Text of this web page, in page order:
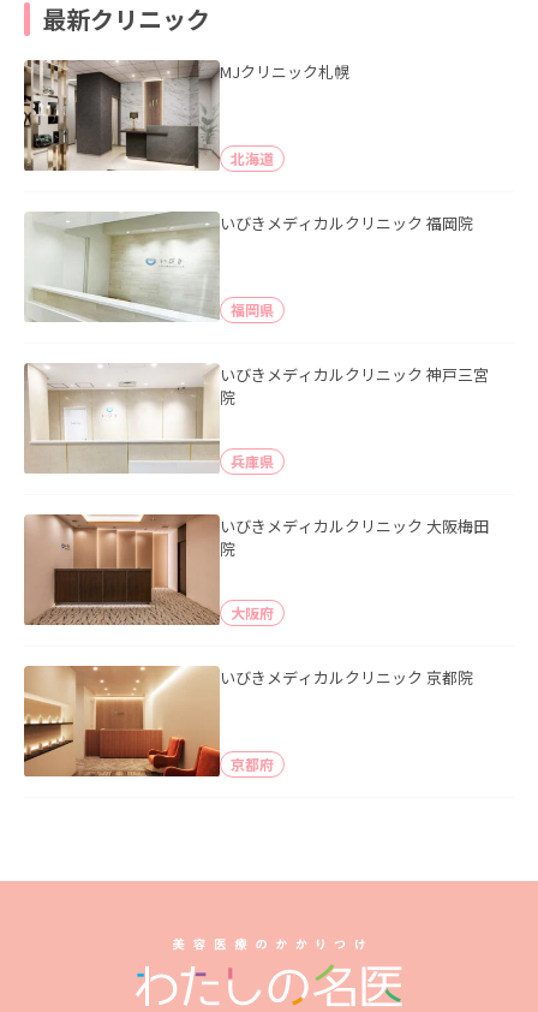
最新クリニック
MJクリニック札幌
北海道
いびきメディカルクリニック 福岡院
福岡県
いびきメディカルクリニック 神戸三宮
院
兵庫県
いびきメディカルクリニック 大阪梅田
院
大阪府
いびきメディカルクリニック 京都院
京都府